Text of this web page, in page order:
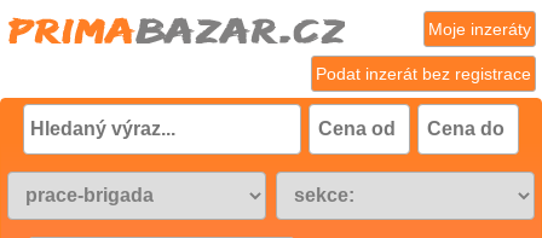
Podat inzerát bez registrace
Moje inzeráty